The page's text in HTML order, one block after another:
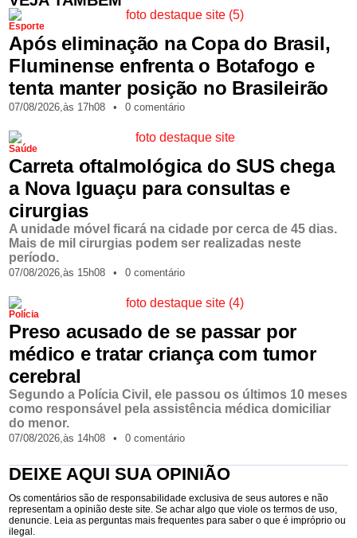
Esporte
Após eliminação na Copa do Brasil,
Fluminense enfrenta o Botafogo e
tenta manter posição no Brasileirão
07/08/2026,às 17h08 • 0 comentário
Saúde
Carreta oftalmológica do SUS chega
a Nova Iguaçu para consultas e
cirurgias
A unidade móvel ficará na cidade por cerca de 45 dias.
Mais de mil cirurgias podem ser realizadas neste
período.
07/08/2026,às 15h08 • 0 comentário
Polícia
Preso acusado de se passar por
médico e tratar criança com tumor
cerebral
Segundo a Polícia Civil, ele passou os últimos 10 meses
como responsável pela assistência médica domiciliar
do menor.
07/08/2026,às 14h08 • 0 comentário
DEIXE AQUI SUA OPINIÃO
Os comentários são de responsabilidade exclusiva de seus autores e não
representam a opinião deste site. Se achar algo que viole os termos de uso,
denuncie. Leia as perguntas mais frequentes para saber o que é impróprio ou
ilegal.